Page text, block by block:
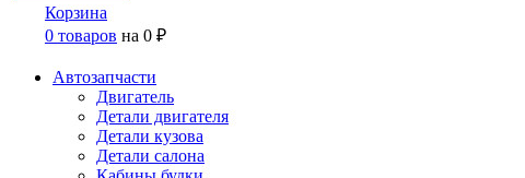
Корзина
0 товаров на 0 ₽
Автозапчасти
Двигатель
Детали двигателя
Детали кузова
Детали салона